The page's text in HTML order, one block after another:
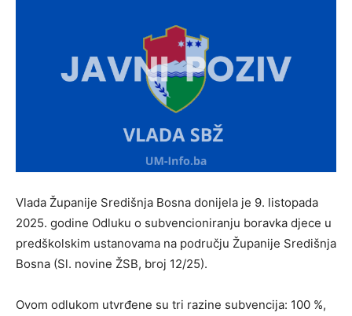
Vlada Županije Središnja Bosna donijela je 9. listopada
2025. godine Odluku o subvencioniranju boravka djece u
predškolskim ustanovama na području Županije Središnja
Bosna (Sl. novine ŽSB, broj 12/25).
Ovom odlukom utvrđene su tri razine subvencija: 100 %,